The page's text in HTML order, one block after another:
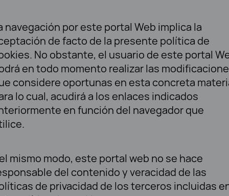
navegación por este portal Web implica la
de facto de la presente política de
No obstante, el usuario de este portal
en todo momento realizar las
considere oportunas en esta concreta
lo cual, acudirá a los enlaces indicados
en función del navegador que
mismo modo, este portal web no se hace
del contenido y veracidad de las
de privacidad de los terceros incluidas